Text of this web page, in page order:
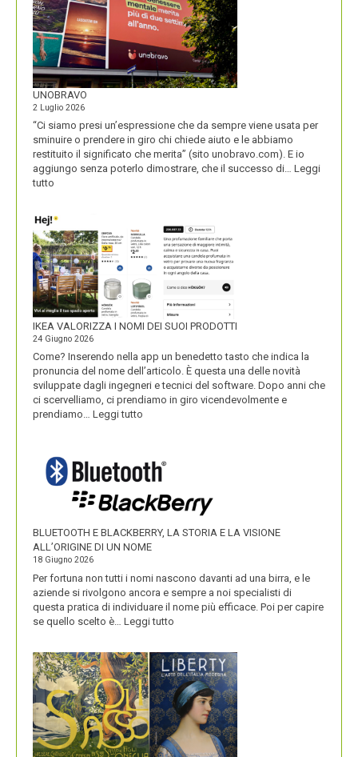
UNOBRAVO
2 Luglio 2026
“Ci siamo presi un’espressione che da sempre viene usata per
sminuire o prendere in giro chi chiede aiuto e le abbiamo
restituito il significato che merita” (sito unobravo.com). E io
aggiungo senza poterlo dimostrare, che il successo di… Leggi
tutto
IKEA VALORIZZA I NOMI DEI SUOI PRODOTTI
24 Giugno 2026
Come? Inserendo nella app un benedetto tasto che indica la
pronuncia del nome dell’articolo. È questa una delle novità
sviluppate dagli ingegneri e tecnici del software. Dopo anni che
ci scervelliamo, ci prendiamo in giro vicendevolmente e
prendiamo… Leggi tutto
NOMI
DEI
SUOI
PRODOTTI
BLUETOOTH E BLACKBERRY, LA STORIA E LA VISIONE
ALL’ORIGINE DI UN NOME
18 Giugno 2026
Per fortuna non tutti i nomi nascono davanti ad una birra, e le
aziende si rivolgono ancora e sempre a noi specialisti di
questa pratica di individuare il nome più efficace. Poi per capire
se quello scelto è… Leggi tutto
BLACKBERRY,
LA
STORIA
E
LA
VISIONE
ALL’ORIGINE